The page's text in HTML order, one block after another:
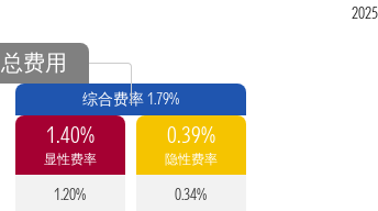
总费用
综合费率 1.79%
1.40%
显性费率
1.20%
0.39%
隐性费率
0.34%